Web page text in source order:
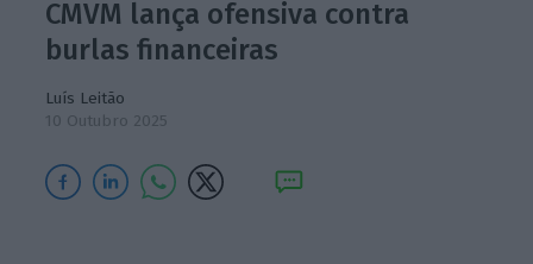
CMVM lança ofensiva contra
burlas financeiras
Luís Leitão
10 Outubro 2025